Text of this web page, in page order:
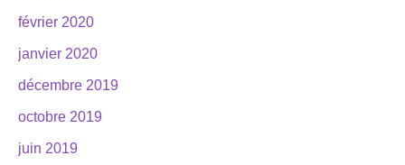
février 2020
janvier 2020
décembre 2019
octobre 2019
juin 2019